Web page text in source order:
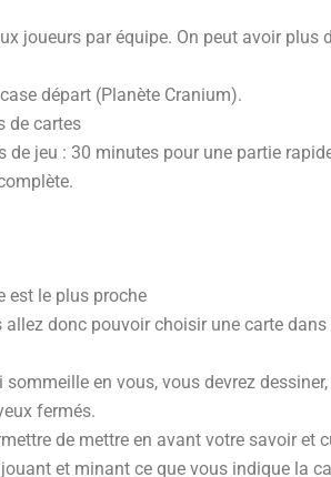
joueurs par équipe. On peut avoir plus
départ (Planète Cranium).
de cartes
jeu : 30 minutes pour une partie
est le plus proche
donc pouvoir choisir une carte dans
en vous, vous devrez
fermés.
de mettre en avant votre savoir et
et minant ce que vous indique la